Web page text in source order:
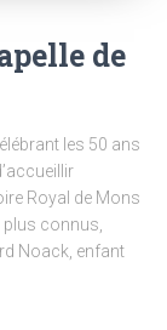
de
les 50 ans
Royal de Mons
plus connus,
Noack, enfant